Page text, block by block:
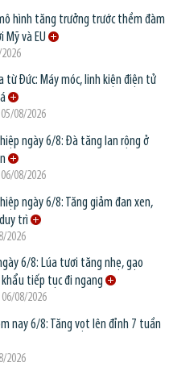
hình tăng trưởng trước thềm đàm
và EU
từ Đức: Máy móc, linh kiện điện tử
08/2026
ngày 6/8: Đà tăng lan rộng ở
08/2026
ngày 6/8: Tăng giảm đan xen,
trì
2026
6/8: Lúa tươi tăng nhẹ, gạo
tiếp tục đi ngang
08/2026
nay 6/8: Tăng vọt lên đỉnh 7 tuần
2026